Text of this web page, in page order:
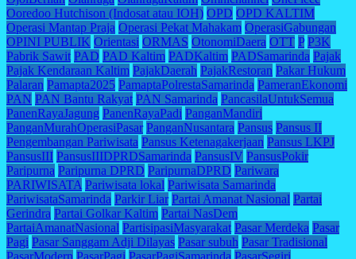
Ooredoo Hutchison (Indosat atau IOH) OPD OPD KALTIM
Operasi Mantap Praja Operasi Pekat Mahakam OperasiGabungan
OPINI PUBLIK Orientasi ORMAS OtonomiDaera OTT P P3K
Pabrik Sawit PAD PAD Kaltim PADKaltim PADSamarinda Pajak
Pajak Kendaraan Kaltim PajakDaerah PajakRestoran Pakar Hukum
Palaran Pamapta2025 PamaptaPolrestaSamarinda PameranEkonomi
PAN PAN Bantu Rakyat PAN Samarinda PancasilaUntukSemua
PanenRayaJagung PanenRayaPadi PanganMandiri
PanganMurahOperasiPasar PanganNusantara Pansus Pansus II
Pengembangan Pariwisata Pansus Ketenagakerjaan Pansus LKPJ
PansusIII PansusIIIDPRDSamarinda PansusIV PansusPokir
Paripurna Paripurna DPRD ParipurnaDPRD Pariwara
PARIWISATA Pariwisata lokal Pariwisata Samarinda
PariwisataSamarinda Parkir Liar Partai Amanat Nasional Partai
Gerindra Partai Golkar Kaltim Partai NasDem
PartaiAmanatNasional PartisipasiMasyarakat Pasar Merdeka Pasar
Pagi Pasar Sanggam Adji Dilayas Pasar subuh Pasar Tradisional
PasarModern PasarPagi PasarPagiSamarinda PasarSegiri